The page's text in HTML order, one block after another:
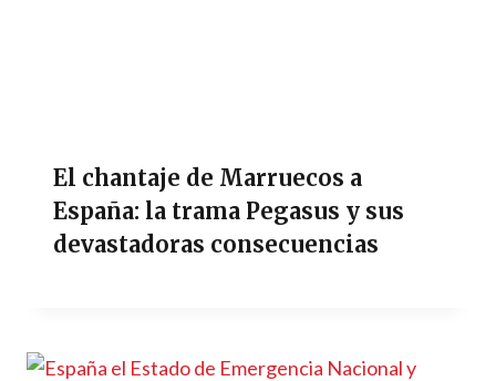
El chantaje de Marruecos a
España: la trama Pegasus y sus
devastadoras consecuencias